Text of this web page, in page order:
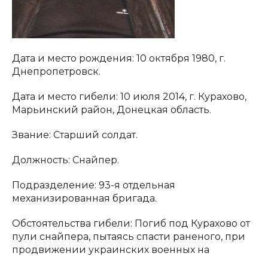
Дата и место рождения: 10 октября 1980, г.
Днепропетровск.
Дата и место гибели: 10 июля 2014, г. Курахово,
Марьинский район, Донецкая область.
Звание: Старший солдат.
Должность: Снайпер.
Подразделение: 93-я отдельная
механизированная бригада.
Обстоятельства гибели: Погиб под Курахово от
пули снайпера, пытаясь спасти раненого, при
продвижении украинских военных на